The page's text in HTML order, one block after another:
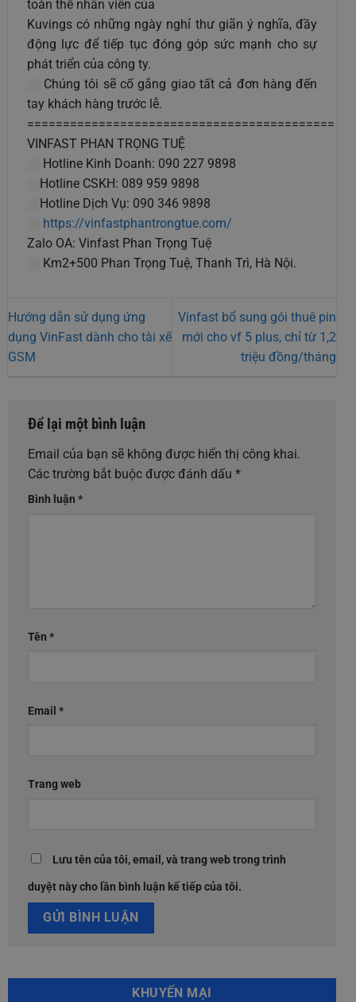
toàn thể nhân viên của
Kuvings có những ngày nghỉ thư giãn ý nghĩa, đầy
động lực để tiếp tục đóng góp sức mạnh cho sự
phát triển của công ty.
Chúng tôi sẽ cố gắng giao tất cả đơn hàng đến
tay khách hàng trước lễ.
===========================================
VINFAST PHAN TRỌNG TUỆ
Hotline Kinh Doanh: 090 227 9898
Hotline CSKH: 089 959 9898
Hotline Dịch Vụ: 090 346 9898
https://vinfastphantrongtue.com/
Zalo OA: Vinfast Phan Trọng Tuệ
Km2+500 Phan Trọng Tuệ, Thanh Trì, Hà Nội.
Hướng dẫn sử dụng ứng
dụng VinFast dành cho tài xế
GSM
Vinfast bổ sung gói thuê pin
mới cho vf 5 plus, chỉ từ 1,2
triệu đồng/tháng
Để lại một bình luận
Email của bạn sẽ không được hiển thị công khai.
Các trường bắt buộc được đánh dấu *
Bình luận *
Tên *
Email *
Trang web
Lưu tên của tôi, email, và trang web trong trình
duyệt này cho lần bình luận kế tiếp của tôi.
KHUYẾN MẠI